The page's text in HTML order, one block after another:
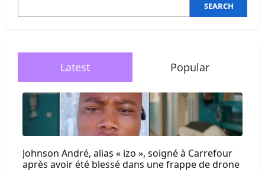
SEARCH
Latest Popular
Johnson André, alias « izo », soigné à Carrefour
après avoir été blessé dans une frappe de drone